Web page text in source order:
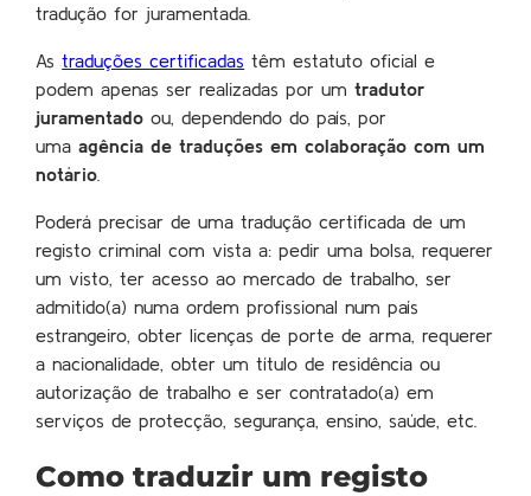
tradução for juramentada.
Astraduções certificadas têm estatuto oficial e
podem apenas ser realizadas por umtradutor
juramentado ou, dependendo do país, por
umaagência de traduções em colaboração com um
notário
Poderá precisar de uma tradução certificada de um
registo criminal com vista a: pedir uma bolsa, requerer
um visto, ter acesso ao mercado de trabalho, ser
admitido(a) numa ordem profissional num país
estrangeiro, obter licenças de porte de arma, requerer
a nacionalidade, obter um título de residência ou
autorização de trabalho e ser contratado(a) em
serviços de protecção, segurança, ensino, saúde, etc.
Como traduzir um registo